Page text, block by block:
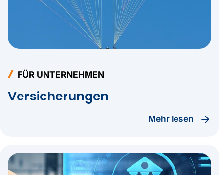
FÜR UNTERNEHMEN
Versicherungen
Mehr lesen